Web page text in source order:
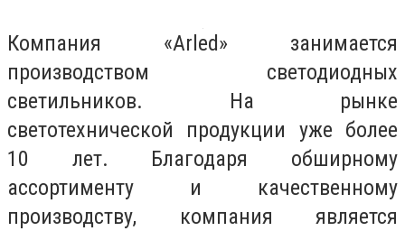
Компания «Arled» занимается
производством светодиодных
светильников. На рынке
светотехнической продукции уже более
10 лет. Благодаря обширному
ассортименту и качественному
производству, компания является